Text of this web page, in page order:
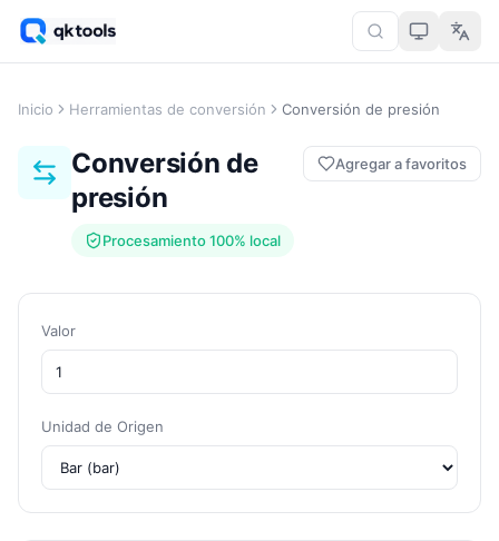
Inicio Herramientas de conversión Conversión de presión
Conversión de
presión
Procesamiento 100% local
Agregar a favoritos
Valor
Unidad de Origen